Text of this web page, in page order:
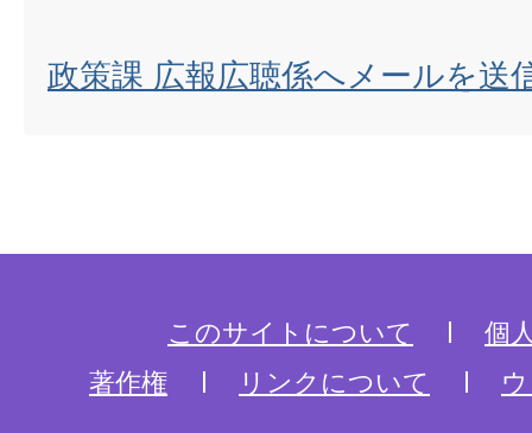
政策課 広報広聴係へメールを送
このサイトについて
個
著作権
リンクについて